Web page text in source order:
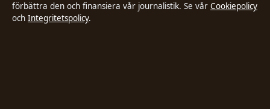
Ägande & finansiering
förbättra den och finansiera vår journalistik. Se vår Cookiepolicy
och Integritetspolicy.